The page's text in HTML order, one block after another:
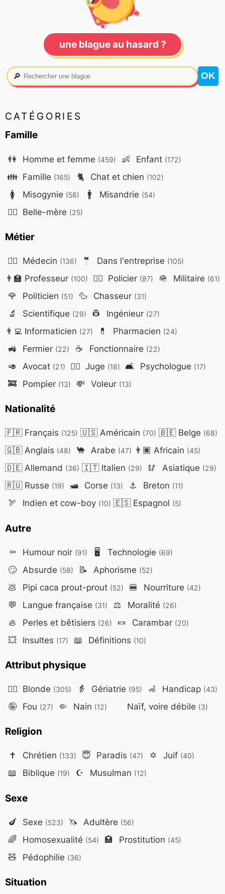
une blague au hasard ?
🔎
CATÉGORIES
Famille
👫 Homme et femme (459) 👶 Enfant (172)
👪 Famille (165) 🐈 Chat et chien (102)
🚺 Misogynie (58) 🚹 Misandrie (54)
🤷‍♀️ Belle-mère (25)
Métier
👨‍⚕️ Médecin (136) 🤵 Dans l'entreprise (105)
👨‍🏫 Professeur (100) 👮‍♂️ Policier (87) 🪖 Militaire (61)
🌹 Politicien (51) 🦆 Chasseur (31)
🔬 Scientifique (29) 👷 Ingénieur (27)
👨‍💻Informaticien (27) 💊 Pharmacien (24)
🚜 Fermier (22) ☕ Fonctionnaire (22)
🥑 Avocat (21) 👨‍⚖️ Juge (18) 🛋️ Psychologue (17)
🚒 Pompier (13) 💸 Voleur (13)
Nationalité
🇫🇷Français (125) 🇺🇸Américain (70) 🇧🇪Belge (68)
🇬🇧Anglais (48) 🐪 Arabe (47) 👨🏿 Africain (45)
🇩🇪Allemand (36) 🇮🇹Italien (29) 🥢 Asiatique (29)
🇷🇺Russe (19) 🛥️ Corse (13) ⚓ Breton (11)
🏹 Indien et cow-boy (10) 🇪🇸Espagnol (5)
Autre
⚰️ Humour noir (91) 🖥️ Technologie (69)
🙄 Absurde (58) 📝 Aphorisme (52)
💩 Pipi caca prout-prout (52) 🍔 Nourriture (42)
💬 Langue française (31) ⚖️ Moralité (26)
🦪 Perles et bêtisiers (26) 🍬 Carambar (20)
💥 Insultes (17) 📖 Définitions (10)
Attribut physique
👱‍♀️ Blonde (305) 👵 Gériatrie (95) 🦽 Handicap (43)
🤪 Fou (27) 🤏 Nain (12) Naïf, voire débile (3)
Religion
✝️ Chrétien (133) 😇 Paradis (47) ✡️ Juif (40)
📖 Biblique (19) ☪️ Musulman (12)
Sexe
🍆 Sexe (523) 🦄 Adultère (56)
🌈 Homosexualité (54) 🏩 Prostitution (45)
🧸 Pédophilie (36)
Situation